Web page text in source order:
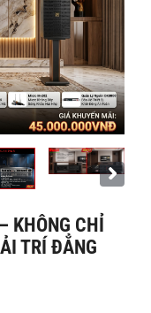
KHÔNG CHỈ
TRÍ ĐẲNG